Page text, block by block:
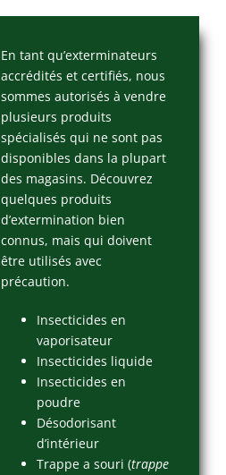
En tant qu’exterminateurs
accrédités et certifiés, nous
sommes autorisés à vendre
plusieurs produits
spécialisés qui ne sont pas
disponibles dans la plupart
des magasins. Découvrez
quelques produits
d’extermination bien
connus, mais qui doivent
être utilisés avec
précaution.
Insecticides en
vaporisateur
Insecticides liquide
Insecticides en
poudre
Désodorisant
d’intérieur
Trappe a souri (trappe